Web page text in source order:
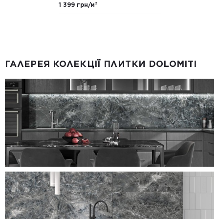
1 399 грн/м²
ГАЛЕРЕЯ КОЛЕКЦІЇ ПЛИТКИ DOLOMITI